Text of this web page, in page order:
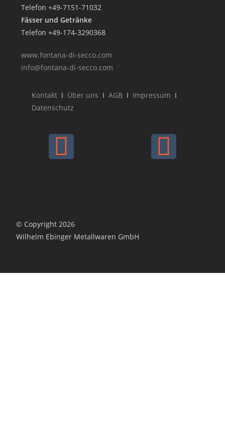
Telefon +49-7151-71032
Fässer und Getränke
Telefon +49-174-3290368
www.fontana-di-secco.com
info@fontana-di-secco.com
Kontakt I Über uns IAGB I Impressum I
Datenschutz
© Copyright 2026
Wilhelm Ebinger Metallwaren GmbH